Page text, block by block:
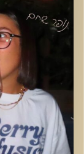
קרדיט תמונות: